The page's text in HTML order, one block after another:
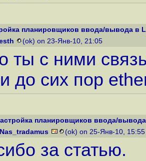
планировщиков ввода/вывода в
(ok) on 23-Янв-10, 21:05
ты с ними
до сих пор
планировщиков ввода/
Nas_tradamus (ok) on 25-Янв-10,
за статью.